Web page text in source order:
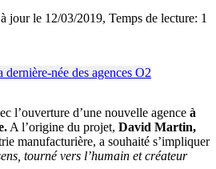
jour le 12/03/2019, Temps de lecture: 1
l’ouverture d’une nouvelle agence à
A l’origine du projet, David Martin,
manufacturière, a souhaité s’impliquer
tourné vers l’humain et créateur